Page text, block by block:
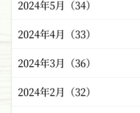
2024年5月（34）
2024年4月（33）
2024年3月（36）
2024年2月（32）